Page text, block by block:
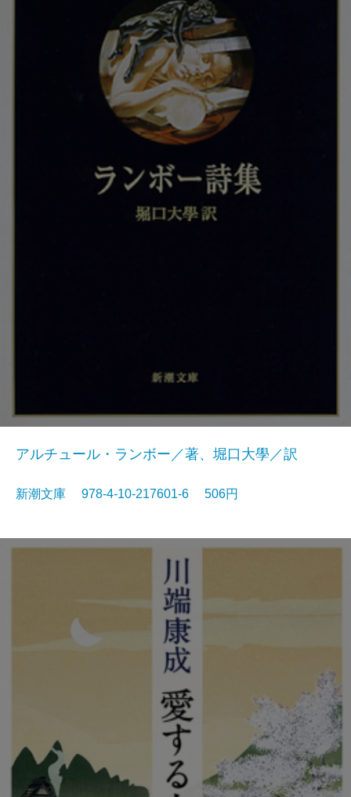
アルチュール・ランボー／著、堀口大學／訳
新潮文庫 978-4-10-217601-6 506円